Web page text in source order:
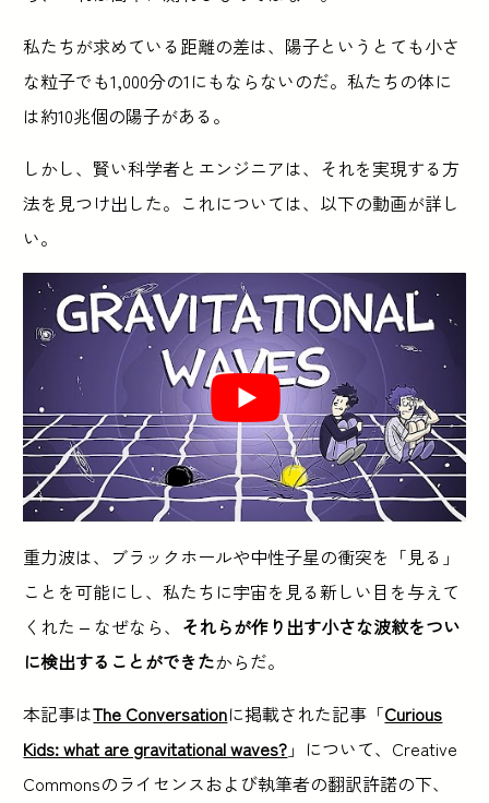
私たちが求めている距離の差は、陽子というとても小さ
な粒子でも1,000分の1にもならないのだ。私たちの体に
は約10兆個の陽子がある。
しかし、賢い科学者とエンジニアは、それを実現する方
法を見つけ出した。これについては、以下の動画が詳し
い。
重力波は、ブラックホールや中性子星の衝突を「見る」
ことを可能にし、私たちに宇宙を見る新しい目を与えて
くれた – なぜなら、 それらが作り出す小さな波紋をつい
に検出することができたからだ。
本記事はThe Conversationに掲載された記事「Curious
Kids: what are gravitational waves? 」について、Creative
Commonsのライセンスおよび執筆者の翻訳許諾の下、